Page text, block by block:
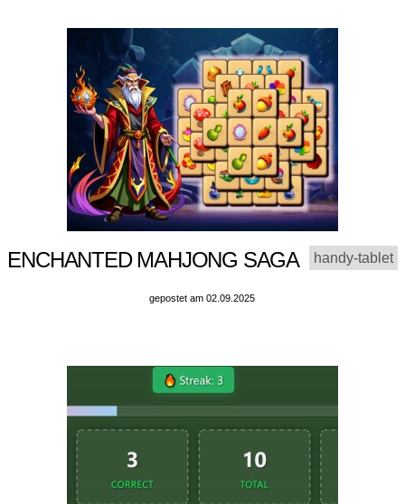
ENCHANTED MAHJONG SAGA handy-tablet
gepostet am 02.09.2025